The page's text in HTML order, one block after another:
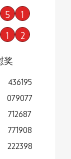
5 1
1 2
奖
436195
079077
712687
771908
222398